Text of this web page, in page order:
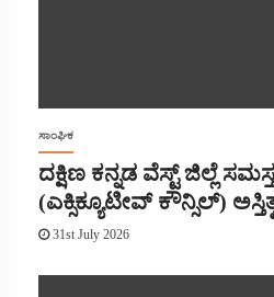
ಸಾಂಘಿಕ
ದಕ್ಷಿಣ ಕನ್ನಡ ವೆಸ್ಟ್ ಜಿಲ್ಲೆ
(ಎಕ್ಸಿಕ್ಯೂಟೀವ್ ಕೌನ್ಸಿಲ್)
31st July 2026